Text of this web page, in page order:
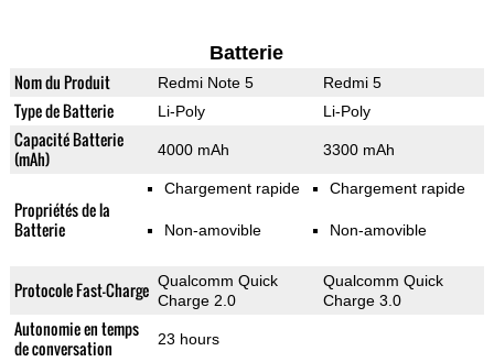
Batterie
Nom du Produit Redmi Note 5 Redmi 5
Type de Batterie Li-Poly Li-Poly
Capacité Batterie
(mAh)
4000 mAh 3300 mAh
Propriétés de la
Batterie
Chargement rapide
Non-amovible
Chargement rapide
Non-amovible
Protocole Fast-Charge Qualcomm Quick
Charge 2.0
Qualcomm Quick
Charge 3.0
Autonomie en temps
de conversation
23 hours